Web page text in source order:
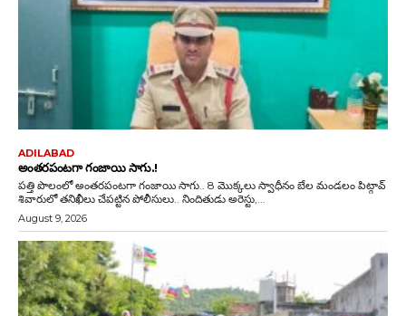
ADILABAD
అంతరపంటగా గంజాయి సాగు.!
పత్తి పొలంలో అంతరపంటగా గంజాయి సాగు.. 8 మొక్కలు స్వాధీనం బేల మండలం పిట్గావ్
శివారులో తనిఖీలు చేపట్టిన పోలీసులు.. నిందితుడు అరెస్టు,...
August 9, 2026